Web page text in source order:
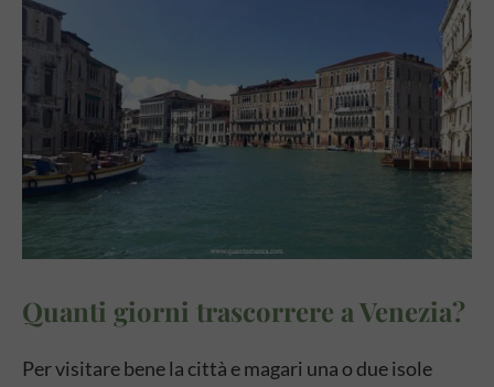
Quanti giorni trascorrere a Venezia?
Per visitare bene la città e magari una o due isole